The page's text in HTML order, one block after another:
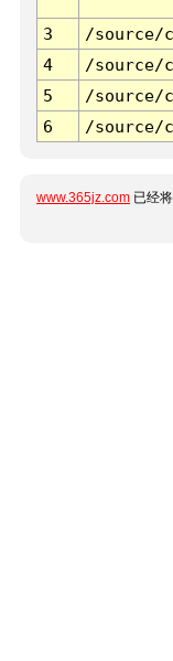
3 /source/
4
/source/
5
/source/
6
/source/
www.365jz.com 已经